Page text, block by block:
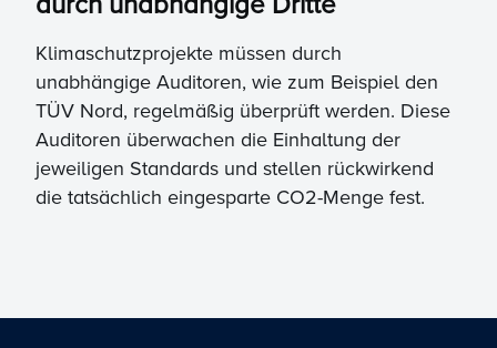
Klimaschutzprojekte müssen durch
unabhängige Auditoren, wie zum Beispiel den
TÜV Nord, regelmäßig überprüft werden. Diese
Auditoren überwachen die Einhaltung der
jeweiligen Standards und stellen rückwirkend
die tatsächlich eingesparte CO2-Menge fest.